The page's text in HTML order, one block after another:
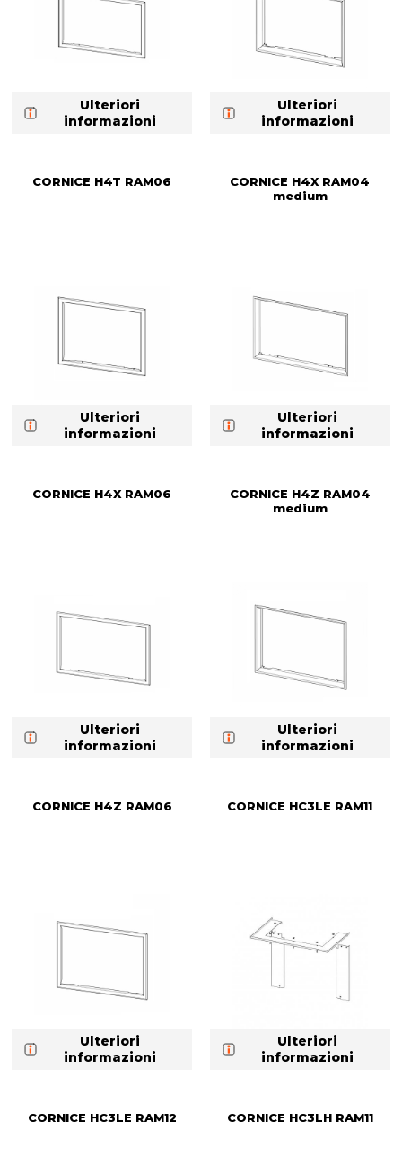
Ulteriori
informazioni
Ulteriori
informazioni
CORNICE H4T RAM06
Ulteriori
informazioni
CORNICE H4X RAM04
medium
Ulteriori
informazioni
CORNICE H4X RAM06
Ulteriori
informazioni
CORNICE H4Z RAM04
medium
Ulteriori
informazioni
CORNICE H4Z RAM06
Ulteriori
informazioni
CORNICE HC3LE RAM11
Ulteriori
informazioni
CORNICE HC3LE RAM12 CORNICE HC3LH RAM11